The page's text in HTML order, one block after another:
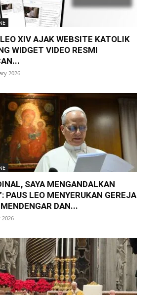
XIV AJAK WEBSITE KATOLIK
WIDGET VIDEO RESMI
2026
SAYA MENGANDALKAN
PAUS LEO MENYERUKAN GEREJA
DAN...
2026